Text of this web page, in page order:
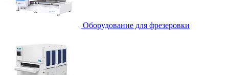
Оборудование для фрезеровки